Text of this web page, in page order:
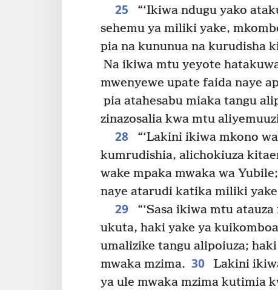
25
“‘Ikiwa ndugu yako
sehemu ya miliki yake,
pia na kununua na kurudisha
Na ikiwa mtu yeyote
mwenyewe upate faida naye
pia atahesabu miaka tangu
zinazosalia kwa mtu
28
“‘Lakini ikiwa mkono
kumrudishia, alichokiuza
wake mpaka mwaka wa Yubile;
naye atarudi katika miliki
29
“‘Sasa ikiwa mtu
ukuta, haki yake ya
umalizike tangu alipoiuza;
mwaka mzima. 30
Lakini
ya ule mwaka mzima kutimia